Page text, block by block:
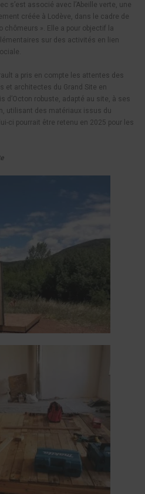
s’est associé avec l’Abeille verte, une
créée à Lodève, dans le cadre de
chômeurs ». Elle a pour objectif la
sur des activités en lien
a pris en compte les attentes des
et architectes du Grand Site en
d’Octon robuste, adapté au site, à ses
utilisant des matériaux issus du
ci pourrait être retenu en 2025 pour les